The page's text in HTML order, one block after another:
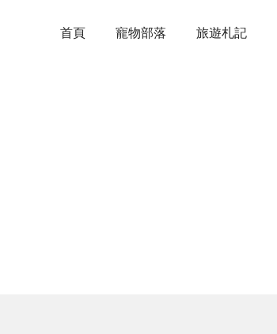
首頁 寵物部落 旅遊札記